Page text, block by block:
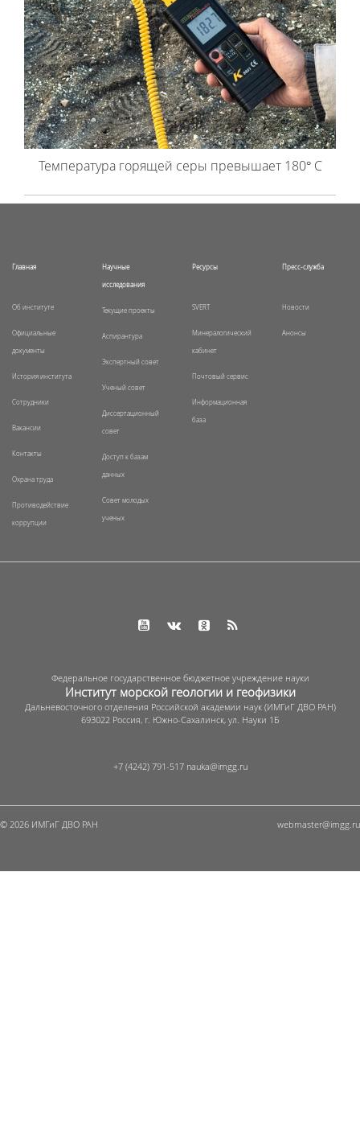
Температура горящей серы превышает 180° С
Главная
Об институте
Официальные
документы
История института
Сотрудники
Вакансии
Контакты
Охрана труда
Противодействие
коррупции
Научные
исследования
Текущие проекты
Аспирантура
Экспертный совет
Ученый совет
Диссертационный
совет
Доступ к базам
данных
Совет молодых
ученых
Ресурсы
SVERT
Минералогический
кабинет
Почтовый сервис
Информационная
база
Пресс-служба
Новости
Анонсы
Федеральное государственное бюджетное учреждение науки
Институт морской геологии и геофизики
Дальневосточного отделения Российской академии наук (ИМГиГ ДВО РАН)
693022 Россия, г. Южно-Сахалинск, ул. Науки 1Б
+7 (4242) 791-517
© 2026 ИМГиГ ДВО РАН